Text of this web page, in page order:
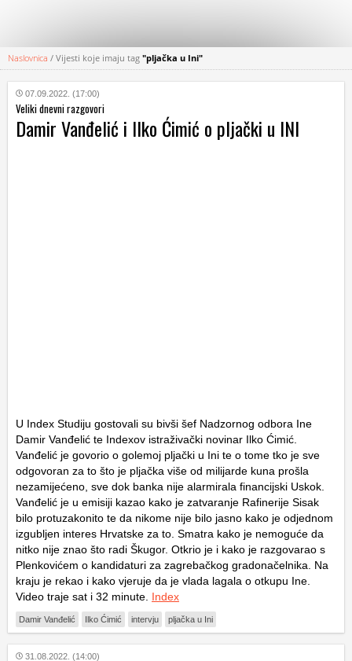
KATEGORIJE
HRVATSKI
WEB
Naslovnica / Vijesti koje imaju tag "pljačka u Ini"
07.09.2022. (17:00)
Veliki dnevni razgovori
Damir Vanđelić i Ilko Ćimić o pljački u INI
U Index Studiju gostovali su bivši šef Nadzornog odbora Ine
Damir Vanđelić te Indexov istraživački novinar Ilko Ćimić.
Vanđelić je govorio o golemoj pljački u Ini te o tome tko je sve
odgovoran za to što je pljačka više od milijarde kuna prošla
nezamijećeno, sve dok banka nije alarmirala financijski Uskok.
Vanđelić je u emisiji kazao kako je zatvaranje Rafinerije Sisak
bilo protuzakonito te da nikome nije bilo jasno kako je odjednom
izgubljen interes Hrvatske za to. Smatra kako je nemoguće da
nitko nije znao što radi Škugor. Otkrio je i kako je razgovarao s
Plenkovićem o kandidaturi za zagrebačkog gradonačelnika. Na
kraju je rekao i kako vjeruje da je vlada lagala o otkupu Ine.
Video traje sat i 32 minute. Index
Damir Vanđelić Ilko Ćimić intervju pljačka u Ini
31.08.2022. (14:00)